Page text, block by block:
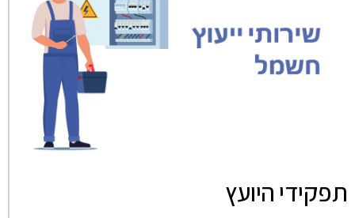
תפקידי היועץ